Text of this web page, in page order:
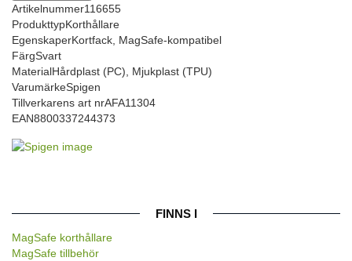
Artikelnummer116655
ProdukttypKorthållare
EgenskaperKortfack, MagSafe-kompatibel
FärgSvart
MaterialHårdplast (PC), Mjukplast (TPU)
VarumärkeSpigen
Tillverkarens art nrAFA11304
EAN8800337244373
FINNS I
MagSafe korthållare
MagSafe tillbehör